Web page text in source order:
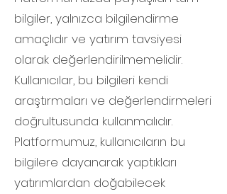
bilgiler, yalnızca bilgilendirme
amaçlıdır ve yatırım tavsiyesi
olarak değerlendirilmemelidir.
Kullanıcılar, bu bilgileri kendi
araştırmaları ve değerlendirmeleri
doğrultusunda kullanmalıdır.
Platformumuz, kullanıcıların bu
bilgilere dayanarak yaptıkları
yatırımlardan doğabilecek